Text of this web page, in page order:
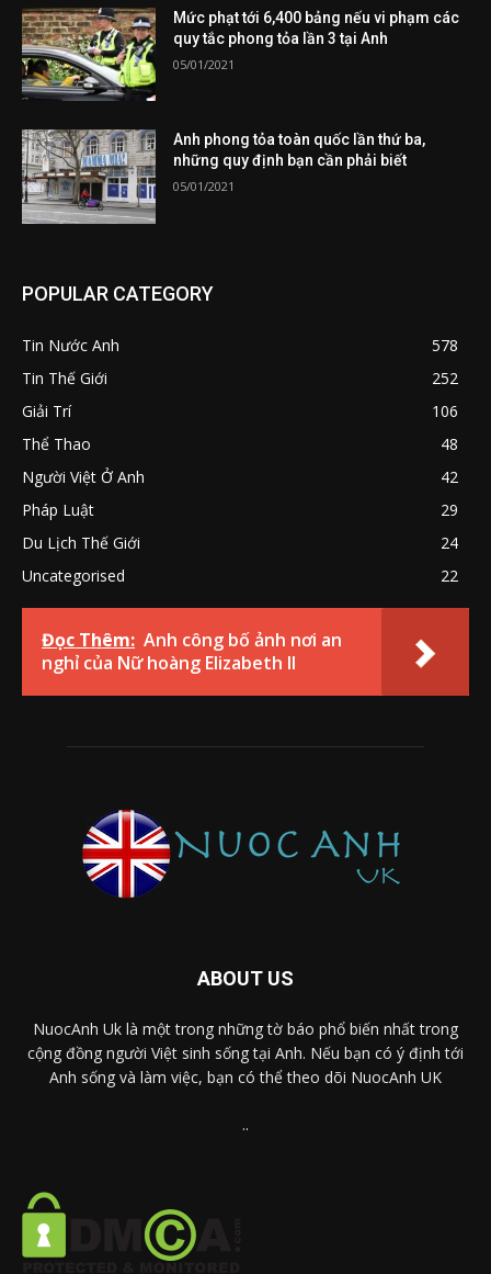
Mức phạt tới 6,400 bảng nếu vi phạm các
quy tắc phong tỏa lần 3 tại Anh
05/01/2021
Anh phong tỏa toàn quốc lần thứ ba,
những quy định bạn cần phải biết
05/01/2021
POPULAR CATEGORY
Tin Nước Anh
578
Tin Thế Giới
252
Giải Trí
106
Thể Thao
48
Người Việt Ở Anh
42
Pháp Luật
29
Du Lịch Thế Giới
24
Uncategorised
22
Đọc Thêm: Anh công bố ảnh nơi an
nghỉ của Nữ hoàng Elizabeth II
ABOUT US
NuocAnh Uk là một trong những tờ báo phổ biến nhất trong
cộng đồng người Việt sinh sống tại Anh. Nếu bạn có ý định tới
Anh sống và làm việc, bạn có thể theo dõi NuocAnh UK
..